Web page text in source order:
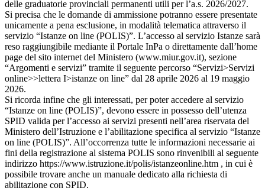
delle graduatorie provinciali permanenti utili per l’a.s. 2026/2027.
Si precisa che le domande di ammissione potranno essere presentate
unicamente a pena esclusione, in modalità telematica attraverso il
servizio “Istanze on line (POLIS)”. L’accesso al servizio Istanze sarà
reso raggiungibile mediante il Portale InPa o direttamente dall’home
page del sito internet del Ministero (www.miur.gov.it), sezione
“Argomenti e servizi” tramite il seguente percorso “Servizi>Servizi
online>>lettera I>istanze on line” dal 28 aprile 2026 al 19 maggio
2026.
Si ricorda infine che gli interessati, per poter accedere al servizio
“Istanze on line (POLIS)”, devono essere in possesso dell’utenza
SPID valida per l’accesso ai servizi presenti nell’area riservata del
Ministero dell’Istruzione e l’abilitazione specifica al servizio “Istanze
on line (POLIS)”. All’occorrenza tutte le informazioni necessarie ai
fini della registrazione al sistema POLIS sono rinvenibili al seguente
indirizzo https://www.istruzione.it/polis/istanzeonline.htm , in cui è
possibile trovare anche un manuale dedicato alla richiesta di
abilitazione con SPID.